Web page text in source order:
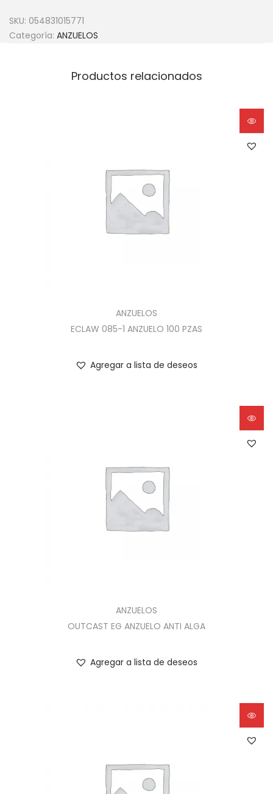
SKU: 054831015771
Categoría: ANZUELOS
Productos relacionados
ANZUELOS
ECLAW 085-1 ANZUELO 100 PZAS
Agregar a lista de deseos
ANZUELOS
OUTCAST EG ANZUELO ANTI ALGA
Agregar a lista de deseos